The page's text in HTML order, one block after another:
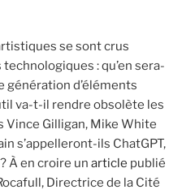
se sont crus
: qu’en sera-
génération d’éléments
va-t-il rendre obsolète les
Vince Gilligan, Mike White
s’appelleront-ils ChatGPT,
À en croire un article publié
Directrice de la Cité